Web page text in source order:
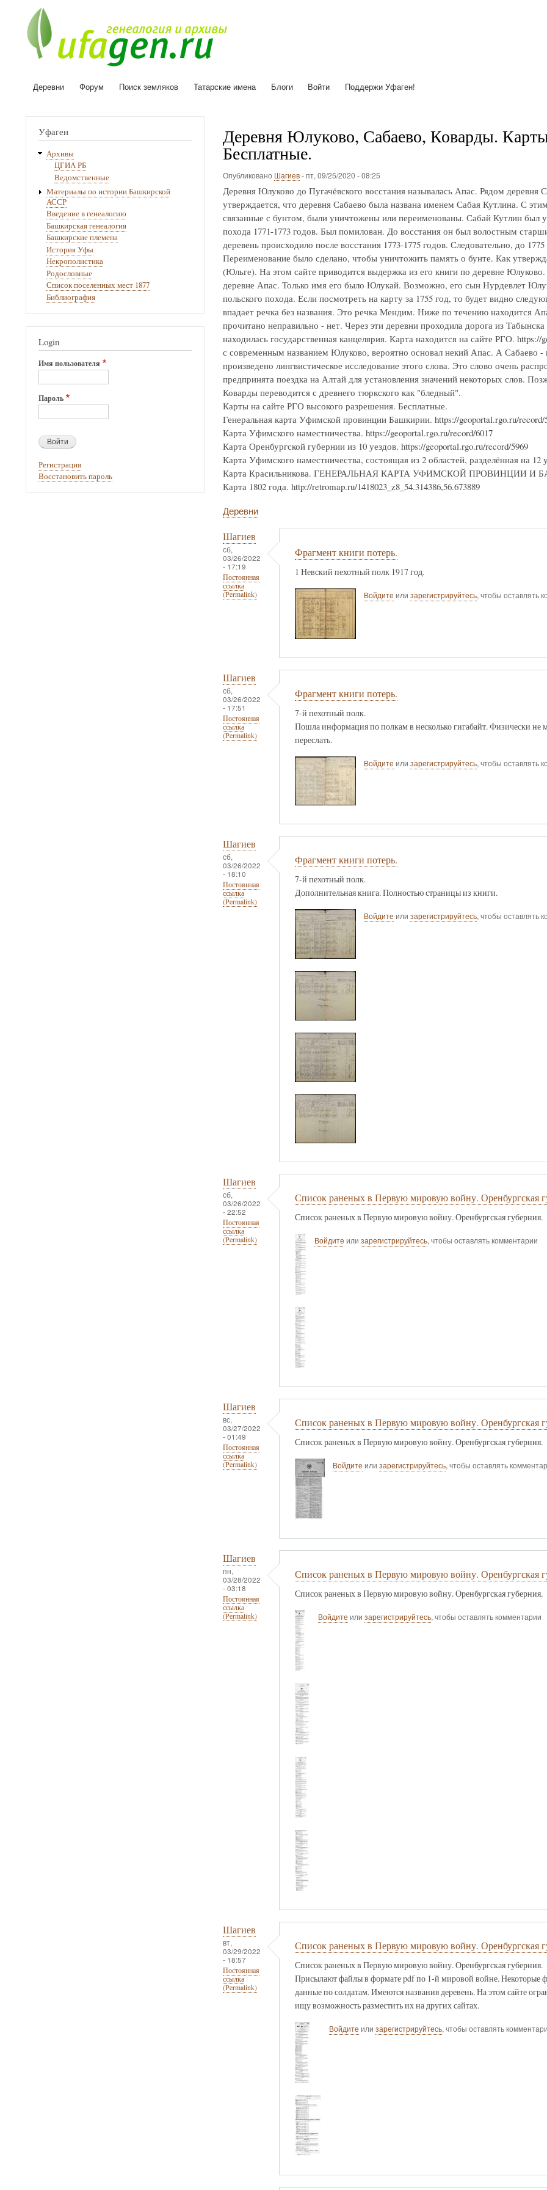
Основная
Деревни Форум Поиск земляков Татарские имена Блоги Войти Поддержи Уфаген!
Деревня Юлуково, Сабаево, Коварды. Карты
Бесплатные.
Опубликовано Шагиев-пт, 09/25/2020 - 08:25
Деревня Юлуково до Пугачёвского восстания называлась Апас. Рядом деревня
утверждается, что деревня Сабаево была названа именем Сабая Кутлина. С
связанные с бунтом, были уничтожены или переименованы. Сабай Кутлин был
похода 1771-1773 годов. Был помилован. До восстания он был волостным
деревень происходило после восстания 1773-1775 годов. Следовательно, до
Переименование было сделано, чтобы уничтожить память о бунте. Как
(Юльге). На этом сайте приводится выдержка из его книги по деревне
деревне Апас. Только имя его было Юлукай. Возможно, его сын Нурдевлет
польского похода. Если посмотреть на карту за 1755 год, то будет видно
впадает речка без названия. Это речка Мендим. Ниже по течению находится
прочитано неправильно - нет. Через эти деревни проходила дорога из
находилась государственная канцелярия. Карта находится на сайте РГО.
с современным названием Юлуково, вероятно основал некий Апас. А Сабаево
произведено лингвистическое исследование этого слова. Это слово очень
предпринята поездка на Алтай для установления значений некоторых слов.
Коварды переводится с древнего тюркского как "бледный".
Карты на сайте РГО высокого разрешения. Бесплатные.
Генеральная карта Уфимской провинции Башкирии. https://geoportal.rgo.ru/record/
Карта Уфимского наместничества. https://geoportal.rgo.ru/record/6017
Карта Оренбургской губернии из 10 уездов. https://geoportal.rgo.ru/record/5969
Карта Уфимского наместничества, состоящая из 2 областей, разделённая на 12
Карта Красильникова. ГЕНЕРАЛЬНАЯ КАРТА УФИМСКОЙ ПРОВИНЦИИ И
Карта 1802 года. http://retromap.ru/1418023_z8_54.314386,56.673889
Деревни
Шагиев
сб,
03/26/2022
- 17:19
Постоянная
ссылка
(Permalink)
Фрагмент книги потерь.
1 Невский пехотный полк 1917 год.
Войдите илизарегистрируйтесь, чтобы оставлять
Шагиев
сб,
03/26/2022
- 17:51
Постоянная
ссылка
(Permalink)
Фрагмент книги потерь.
7-й пехотный полк.
Пошла информация по полкам в несколько гигабайт. Физически не
переслать.
Войдите илизарегистрируйтесь, чтобы оставлять
Шагиев
сб,
03/26/2022
- 18:10
Постоянная
ссылка
(Permalink)
Фрагмент книги потерь.
7-й пехотный полк.
Дополнительная книга. Полностью страницы из книги.
Войдите илизарегистрируйтесь, чтобы оставлять
Шагиев
сб,
03/26/2022
- 22:52
Постоянная
ссылка
(Permalink)
Список раненых в Первую мировую войну. Оренбургская
Список раненых в Первую мировую войну. Оренбургская губерния.
Войдите илизарегистрируйтесь, чтобы оставлять комментарии
Шагиев
вс,
03/27/2022
- 01:49
Постоянная
ссылка
(Permalink)
Список раненых в Первую мировую войну. Оренбургская
Список раненых в Первую мировую войну. Оренбургская губерния.
Войдите илизарегистрируйтесь, чтобы оставлять
Шагиев
пн,
03/28/2022
- 03:18
Постоянная
ссылка
(Permalink)
Список раненых в Первую мировую войну. Оренбургская
Список раненых в Первую мировую войну. Оренбургская губерния.
Войдите илизарегистрируйтесь, чтобы оставлять комментарии
Шагиев
вт,
03/29/2022
- 18:57
Постоянная
ссылка
(Permalink)
Список раненых в Первую мировую войну. Оренбургская
Список раненых в Первую мировую войну. Оренбургская губерния.
Присылают файлы в формате pdf по 1-й мировой войне. Некоторые
данные по солдатам. Имеются названия деревень. На этом сайте
ищу возможность разместить их на других сайтах.
Войдите илизарегистрируйтесь, чтобы оставлять
Уфаген
Архивы
ЦГИА РБ
Ведомственные
Материалы по истории Башкирской
АССР
Введение в генеалогию
Башкирская генеалогия
Башкирские племена
История Уфы
Некрополистика
Родословные
Список поселенных мест 1877
Библиография
Login
Имя пользователя
Пароль
Регистрация
Восстановить пароль